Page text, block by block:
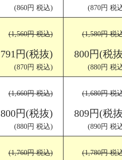
(860円 税込) (870円 税
(1,560円 税込)
791円(税抜)
(870円 税込)
(1,580円 税
800円(税
(880円 税
(1,660円 税込)
800円(税抜)
(880円 税込)
(1,680円 税
809円(税
(890円 税
(1,760円 税込) (1,780円 税